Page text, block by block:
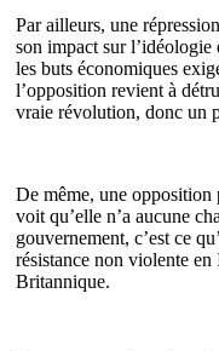
Par ailleurs, une
son impact sur l’idéologie
les buts économiques
l’opposition revient à
vraie révolution, donc un
De même, une
voit qu’elle n’a aucune
gouvernement, c’est ce
résistance non violente
Britannique.